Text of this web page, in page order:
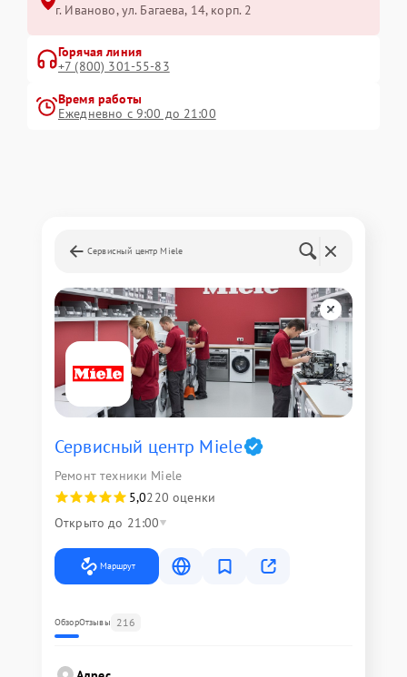
г. Иваново, ул. Багаева, 14, корп. 2
Горячая линия
+7 (800) 301-55-83
Время работы
Ежедневно с 9:00 до 21:00
Сервисный центр Miele
Сервисный центр Miele
Ремонт техники Miele
5,0220 оценки
Открыто до 21:00
Маршрут
ОбзорОтзывы 216